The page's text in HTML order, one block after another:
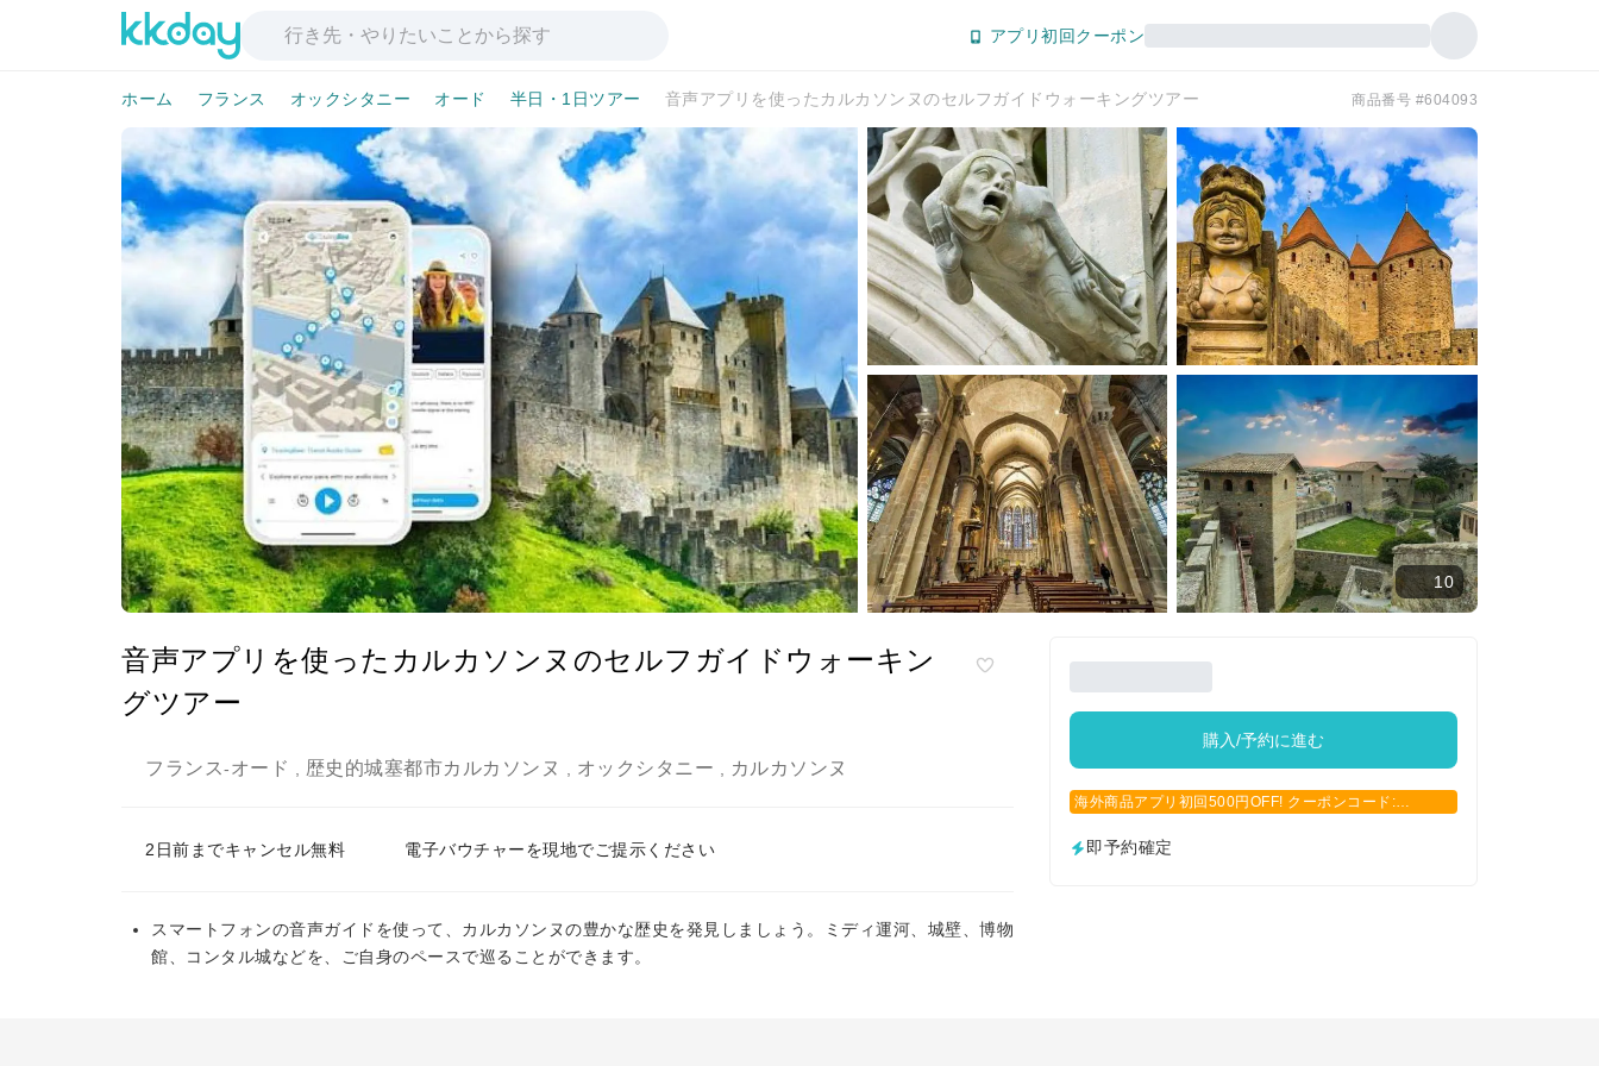
アプリ初回クーポン
ホーム フランス オックシタニー オード 半日・1日ツアー 音声アプリを使ったカルカソンヌのセルフガイドウォーキングツアー 商品番号 #604093
10
音声アプリを使ったカルカソンヌのセルフガイドウォーキン
グツアー
フランス-オード 歴史的城塞都市カルカソンヌ オックシタニー カルカソンヌ
2日前までキャンセル無料 電子バウチャーを現地でご提示ください
スマートフォンの音声ガイドを使って、カルカソンヌの豊かな歴史を発見しましょう。ミディ運河、城壁、博物
館、コンタル城などを、ご自身のペースで巡ることができます。
購入/予約に進む
海外商品アプリ初回500円OFF! クーポンコード:
即予約確定